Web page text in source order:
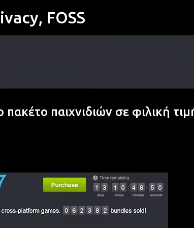
Μετάβαση στο κύριο περιεχόμενο
FOSS
παιχνιδιών σε φιλική